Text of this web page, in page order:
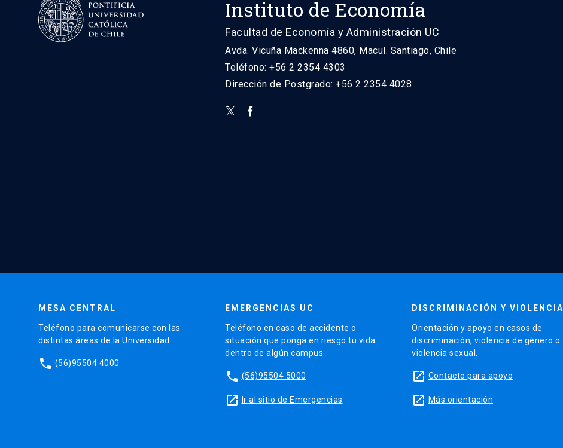
Instituto de Economía
Facultad de Economía y Administración UC
Avda. Vicuña Mackenna 4860, Macul. Santiago, Chile
Teléfono: +56 2 2354 4303
Dirección de Postgrado: +56 2 2354 4028
MESA CENTRAL
Teléfono para comunicarse con las
distintas áreas de la Universidad.
phone (56)95504 4000
EMERGENCIAS UC
Teléfono en caso de accidente o
situación que ponga en riesgo tu vida
dentro de algún campus.
phone (56)95504 5000
launch Ir al sitio de Emergencias
DISCRIMINACIÓN Y VIOLENCIA
Orientación y apoyo en casos de
discriminación, violencia de género o
violencia sexual.
launch Contacto para apoyo
launch Más orientación